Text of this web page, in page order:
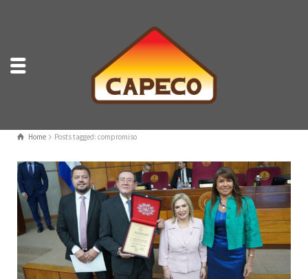
Home Posts tagged: compromiso